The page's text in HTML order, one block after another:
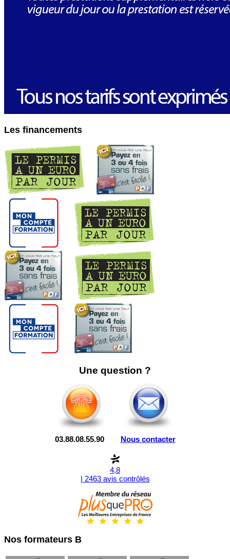
Les financements
Une question ?
03.88.08.55.90 Nous contacter
4,8
| 2463 avis contrôlés
Nos formateurs B